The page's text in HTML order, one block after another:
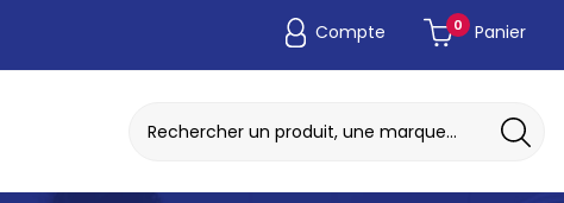
Compte 0 Panier